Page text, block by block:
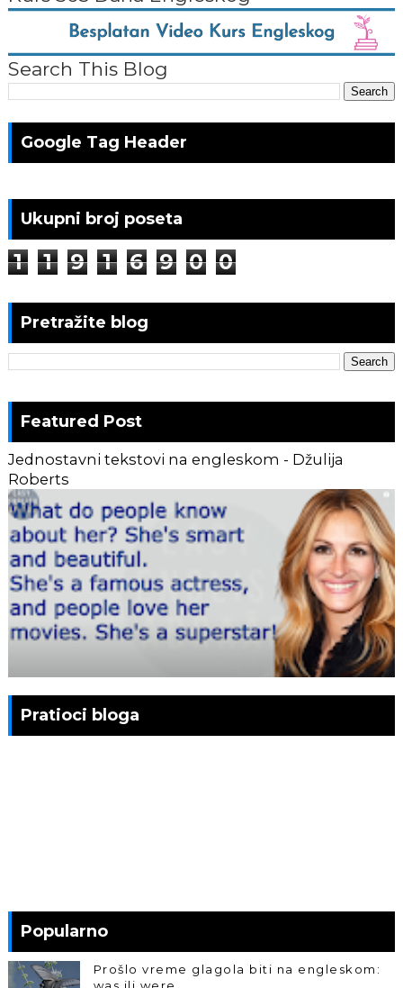
Search This Blog
Google Tag Header
Ukupni broj poseta
1 1 9 1 6 9 0 0
Pretražite blog
Featured Post
Jednostavni tekstovi na engleskom - Džulija
Roberts
Pratioci bloga
Popularno
Prošlo vreme glagola biti na engleskom: